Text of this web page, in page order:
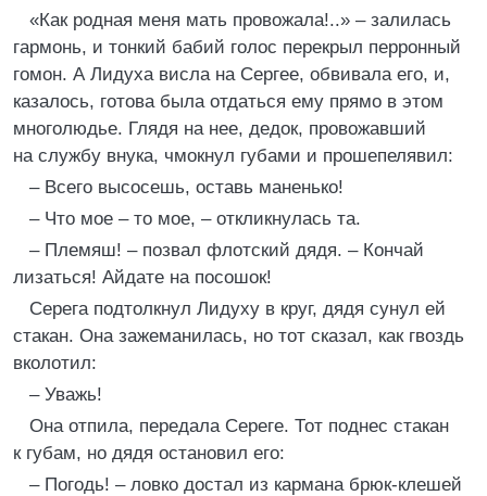
«Как родная меня мать провожала!..» – залилась
гармонь, и тонкий бабий голос перекрыл перронный
гомон. А Лидуха висла на Сергее, обвивала его, и,
казалось, готова была отдаться ему прямо в этом
многолюдье. Глядя на нее, дедок, провожавший
на службу внука, чмокнул губами и прошепелявил:
– Всего высосешь, оставь маненько!
– Что мое – то мое, – откликнулась та.
– Племяш! – позвал флотский дядя. – Кончай
лизаться! Айдате на посошок!
Серега подтолкнул Лидуху в круг, дядя сунул ей
стакан. Она зажеманилась, но тот сказал, как гвоздь
вколотил:
– Уважь!
Она отпила, передала Сереге. Тот поднес стакан
к губам, но дядя остановил его:
– Погодь! – ловко достал из кармана брюк-клешей